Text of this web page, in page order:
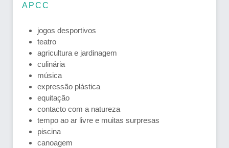
APCC
jogos desportivos
teatro
agricultura e jardinagem
culinária
música
expressão plástica
equitação
contacto com a natureza
tempo ao ar livre e muitas surpresas
piscina
canoagem